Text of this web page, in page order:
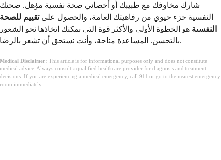
شارك مخاوفك مع طبيبك أو أخصائي صحة نفسية مؤهل. صحتك
النفسية جزء حيوي من رفاهيتك العامة، والحصول علىتقييم للصحة
النفسية هو الخطوة الأولى والأكثر قوة التي يمكنك اتخاذها نحو الشعور
بالتحسن. المساعدة متاحة، وأنت تستحق أن تشعر بالرضا.
Medical Disclaimer: This article is for informational purposes only and does not constitute
medical advice. Always consult a qualified healthcare provider for diagnosis and treatment
decisions. If you are experiencing a medical emergency, call 911 or go to the nearest emergency
room immediately.